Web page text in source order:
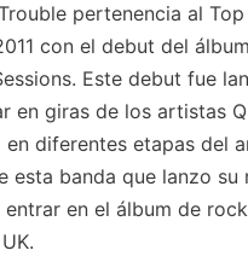
pertenencia al
con el debut del
Este debut fue
en giras de los artistas
en diferentes etapas del
esta banda que lanzo su
entrar en el álbum de